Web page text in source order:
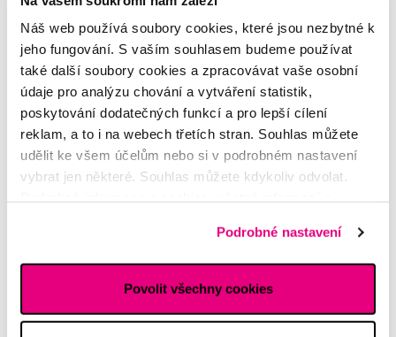
Náš web používá soubory cookies, které jsou nezbytné k
jeho fungování. S vaším souhlasem budeme používat
také další soubory cookies a zpracovávat vaše osobní
údaje pro analýzu chování a vytváření statistik,
poskytování dodatečných funkcí a pro lepší cílení
reklam, a to i na webech třetích stran. Souhlas můžete
udělit ke všem účelům nebo si v podrobném nastavení
vybrat jen některé. Souhlas můžete kdykoliv odvolat.
Podrobné nastavení
Povolit všechny cookies
přehánějí, jindy schopnostem přístroje věříme, ale zase
pochybujeme, zda něco tak...
Celý článek
El. Kartáček Oral b
Martina
Výběr zubního kartáčku pro manžela
Zvýšená kazivost zubu